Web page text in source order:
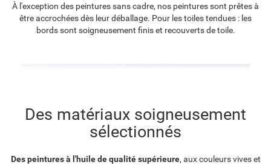
À l'exception des peintures sans cadre, nos peintures sont prêtes à
être accrochées dès leur déballage. Pour les toiles tendues : les
bords sont soigneusement finis et recouverts de toile.
Des matériaux soigneusement
sélectionnés
Des peintures à l'huile de qualité supérieure, aux couleurs vives et